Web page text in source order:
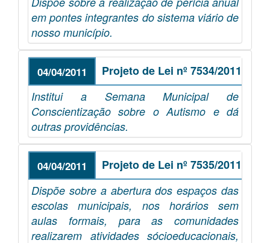
em pontes integrantes do sistema viário de
nosso município.
04/04/2011 Projeto de Lei nº 7534/2011
Institui a Semana Municipal de
Conscientização sobre o Autismo e dá
outras providências.
04/04/2011 Projeto de Lei nº 7535/2011
Dispõe sobre a abertura dos espaços das
escolas municipais, nos horários sem
aulas formais, para as comunidades
realizarem atividades sócioeducacionais,